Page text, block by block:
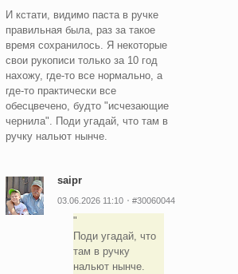
И кстати, видимо паста в ручке
правильная была, раз за такое
время сохранилось. Я некоторые
свои рукописи только за 10 год
нахожу, где-то все нормально, а
где-то практически все
обесцвечено, будто "исчезающие
чернила". Поди угадай, что там в
ручку нальют нынче.
saipr
03.06.2026 11:10 #30060044
Поди угадай, что
там в ручку
нальют нынче.